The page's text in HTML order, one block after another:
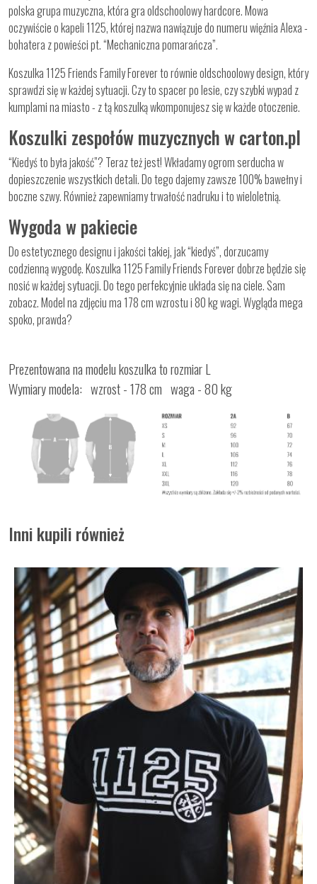
polska grupa muzyczna, która gra oldschoolowy hardcore. Mowa
oczywiście o kapeli 1125, której nazwa nawiązuje do numeru więźnia Alexa -
bohatera z powieści pt. “Mechaniczna pomarańcza”.
Koszulka 1125 Friends Family Forever to równie oldschoolowy design, który
sprawdzi się w każdej sytuacji. Czy to spacer po lesie, czy szybki wypad z
kumplami na miasto - z tą koszulką wkomponujesz się w każde otoczenie.
Koszulki zespołów muzycznych w carton.pl
“Kiedyś to była jakość”? Teraz też jest! Wkładamy ogrom serducha w
dopieszczenie wszystkich detali. Do tego dajemy zawsze 100% bawełny i
boczne szwy. Również zapewniamy trwałość nadruku i to wieloletnią.
Wygoda w pakiecie
Do estetycznego designu i jakości takiej, jak “kiedyś”, dorzucamy
codzienną wygodę. Koszulka 1125 Family Friends Forever dobrze będzie się
nosić w każdej sytuacji. Do tego perfekcyjnie układa się na ciele. Sam
zobacz. Model na zdjęciu ma 178 cm wzrostu i 80 kg wagi. Wygląda mega
spoko, prawda?
Prezentowana na modelu koszulka to rozmiar L
Wymiary modela: wzrost - 178 cm waga - 80 kg
Inni kupili również